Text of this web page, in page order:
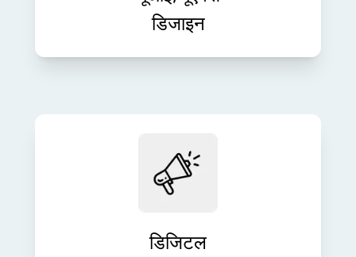
डिजाइन
डिजिटल
स्मार्ट डिजिटल रणनीतियों के साथ अपने ब्रांड
की दृश्यता बढ़ाएँ और लीड उत्पन्न करें। SEO
परिणाम प्रदान करते हैं।